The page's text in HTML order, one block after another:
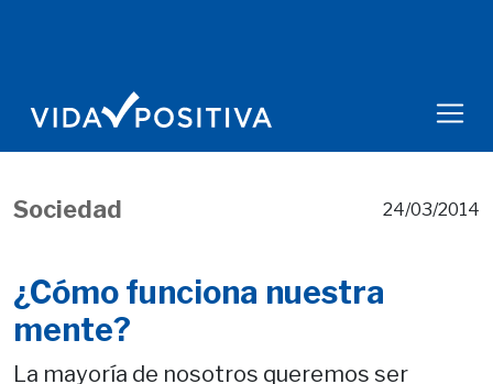
Sociedad 24/03/2014
¿Cómo funciona nuestra
mente?
La mayoría de nosotros queremos ser